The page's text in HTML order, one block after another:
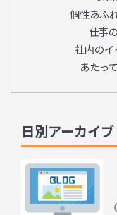
個性あふ
仕事
社内の
あたっ
日別アーカイ